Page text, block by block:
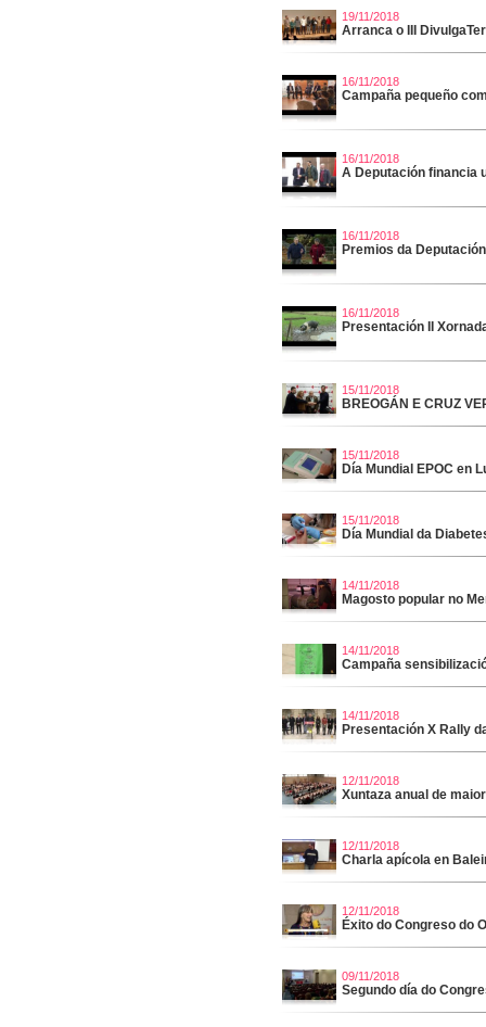
19/11/2018
Arranca o III
16/11/2018
Campaña pequeño
16/11/2018
A Deputación financia
16/11/2018
Premios da
16/11/2018
Presentación II
15/11/2018
BREOGÁN E CRUZ
15/11/2018
Día Mundial EPOC en
15/11/2018
Día Mundial da
14/11/2018
Magosto popular no
14/11/2018
Campaña
14/11/2018
Presentación X Rally
12/11/2018
Xuntaza anual de
12/11/2018
Charla apícola en
12/11/2018
Éxito do Congreso do
09/11/2018
Segundo día do